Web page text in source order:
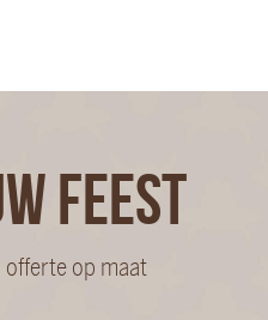
FEEST
offerte op maat